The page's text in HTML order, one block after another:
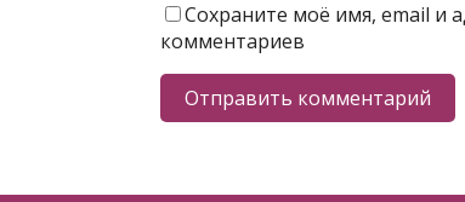
Сохраните моё имя, email и
комментариев